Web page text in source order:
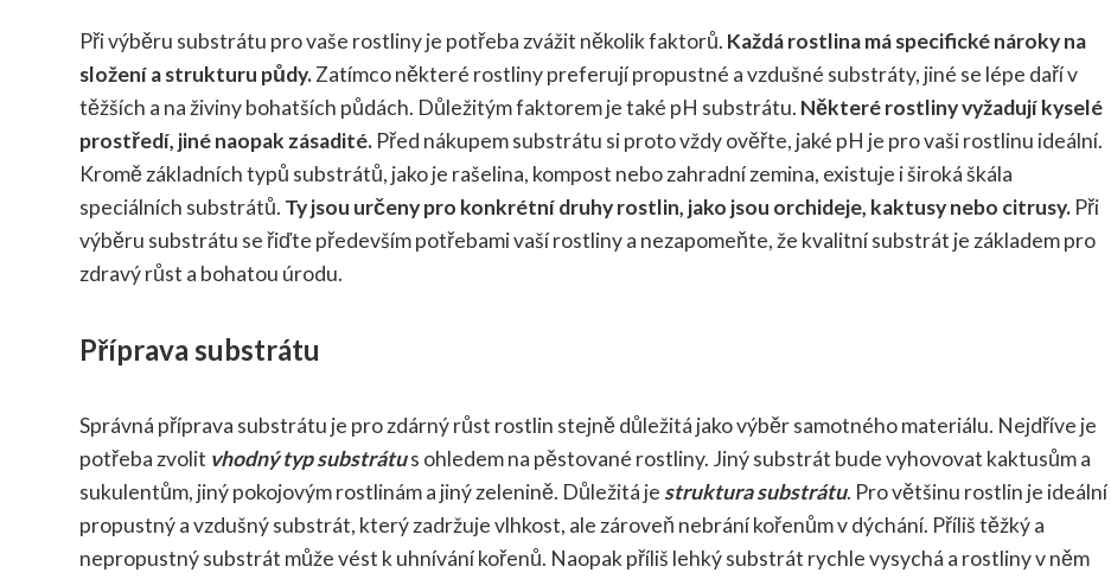
Při výběru substrátu pro vaše rostliny je potřeba zvážit několik faktorů. Každá rostlina má specifické nároky na
složení a strukturu půdy.Zatímco některé rostliny preferují propustné a vzdušné substráty, jiné se lépe daří v
těžších a na živiny bohatších půdách. Důležitým faktorem je také pH substrátu. Některé rostliny vyžadují kyselé
prostředí, jiné naopak zásadité. Před nákupem substrátu si proto vždy ověřte, jaké pH je pro vaši rostlinu ideální.
Kromě základních typů substrátů, jako je rašelina, kompost nebo zahradní zemina, existuje i široká škála
speciálních substrátů. Ty jsou určeny pro konkrétní druhy rostlin, jako jsou orchideje, kaktusy nebo citrusy. Při
výběru substrátu se řiďte především potřebami vaší rostliny a nezapomeňte, že kvalitní substrát je základem pro
zdravý růst a bohatou úrodu.
Příprava substrátu
Správná příprava substrátu je pro zdárný růst rostlin stejně důležitá jako výběr samotného materiálu. Nejdříve je
potřeba zvolit vhodný typ substrátus ohledem na pěstované rostliny. Jiný substrát bude vyhovovat kaktusům a
sukulentům, jiný pokojovým rostlinám a jiný zelenině. Důležitá je struktura substrátu. Pro většinu rostlin je ideální
propustný a vzdušný substrát, který zadržuje vlhkost, ale zároveň nebrání kořenům v dýchání. Příliš těžký a
nepropustný substrát může vést k uhnívání kořenů. Naopak příliš lehký substrát rychle vysychá a rostliny v něm